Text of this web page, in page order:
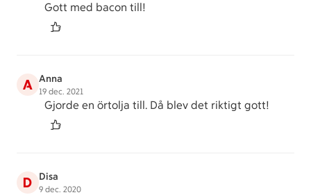
Gott med bacon till!
A Anna
19 dec. 2021
Gjorde en örtolja till. Då blev det riktigt gott!
D Disa
9 dec. 2020